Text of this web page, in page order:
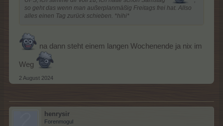
so geht das wenn man außerplanmäßig Freitags frei hat. Allso
alles einen Tag zurück schieben. *hihi*
na dann steht einem langen Wochenende ja nix im
Weg
2 August 2024
henrysir
Forenmogul